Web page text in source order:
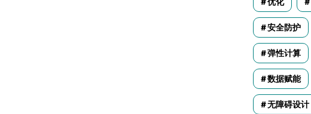
安全防护
弹性计算
数据赋能
无障碍设计